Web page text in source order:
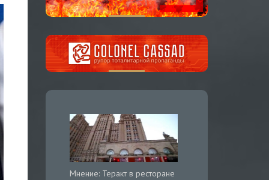
Мнение: Теракт в ресторане